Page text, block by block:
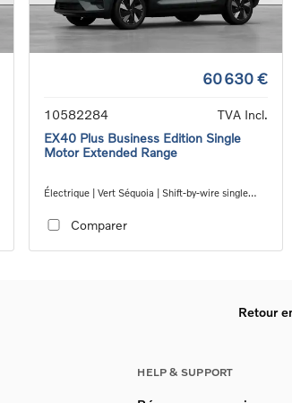
60 630 €
10582284
TVA Incl.
EX40 Plus Business Edition Single
Motor Extended Range
Électrique | Vert Séquoia | Shift-by-wire single
Comparer
Retour
HELP & SUPPORT